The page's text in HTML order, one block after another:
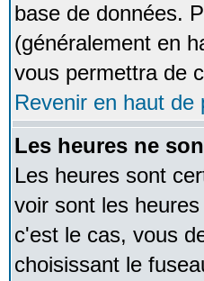
base de données.
(généralement en
vous permettra de
Revenir en haut de
Les heures ne
Les heures sont
voir sont les
c'est le cas, vous
choisissant le